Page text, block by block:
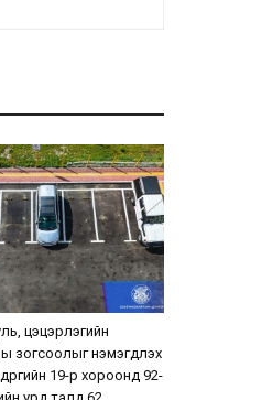
цэцэрлэгийн
нэмэгдүүлэх
19-р хороонд 92-